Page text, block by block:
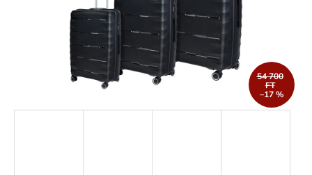
54 700
FT
–17 %